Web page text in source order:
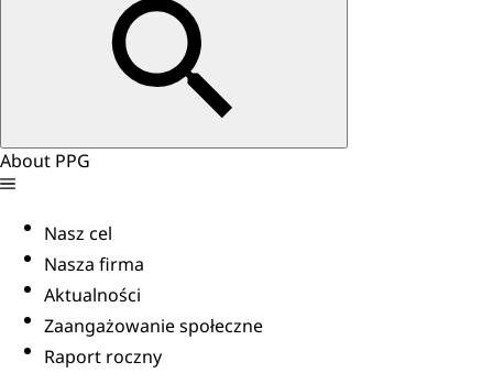
About PPG
Nasz cel
Nasza firma
Aktualności
Zaangażowanie społeczne
Raport roczny